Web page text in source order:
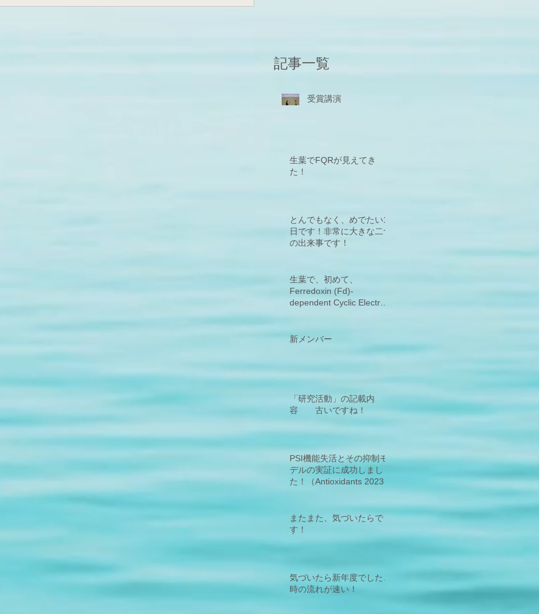
記事一覧
受賞講演
生葉でFQRが見えてき
た！
とんでもなく、めでたい1
日です！非常に大きな二つ
の出来事です！
生葉で、初めて、
Ferredoxin (Fd)-
dependent Cyclic Electron
新規サイクリックの存在を
新メンバー
「研究活動」の記載内
容 古いですね！
PSI機能失活とその抑制モ
デルの実証に成功しまし
た！（Antioxidants 2023,
https://doi.org/10.3390/ant
iox12010021 - 2
またまた、気づいたらで
す！
気づいたら新年度でした、
時の流れが速い！